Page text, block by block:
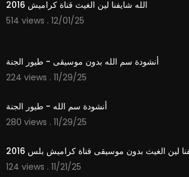
الله شايفنا لين الغيث قناة كراميش 2016
514 views . 12/01/25
أنشودة سم الله بدون موسيقى - طيور الجنة
224 views . 11/29/25
أنشودة سم الله - طيور الجنة
280 views . 11/29/25
لين الغيث بدون موسيقى قناة كراميش بلس 2016
124 views . 11/21/25